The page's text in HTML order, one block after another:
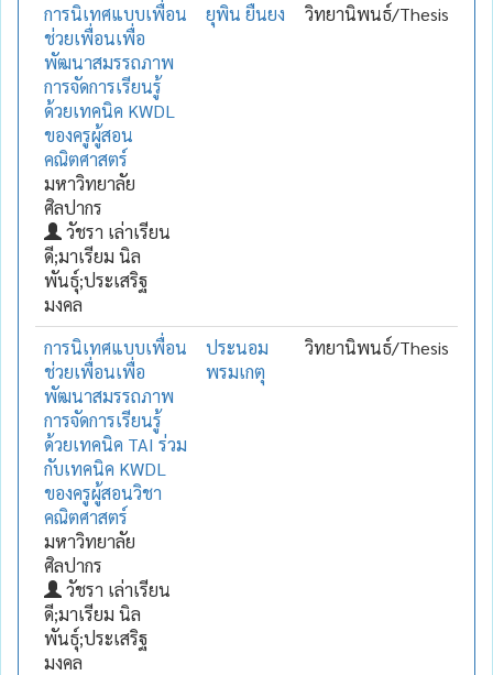
การนิเทศแบบเพื่อน
ช่วยเพื่อนเพื่อ
พัฒนาสมรรถภาพ
การจัดการเรียนรู้
ด้วยเทคนิค KWDL
ของครูผู้สอน
คณิตศาสตร์
มหาวิทยาลัย
ศิลปากร
วัชรา เล่าเรียน
ดี;มาเรียม นิล
พันธุ์;ประเสริฐ
มงคล
ยุพิน ยืนยง วิทยานิพนธ์/Thesis
การนิเทศแบบเพื่อน
ช่วยเพื่อนเพื่อ
พัฒนาสมรรถภาพ
การจัดการเรียนรู้
ด้วยเทคนิค TAI ร่วม
กับเทคนิค KWDL
ของครูผู้สอนวิชา
คณิตศาสตร์
มหาวิทยาลัย
ศิลปากร
วัชรา เล่าเรียน
ดี;มาเรียม นิล
พันธุ์;ประเสริฐ
มงคล
ประนอม
พรมเกตุ
วิทยานิพนธ์/Thesis